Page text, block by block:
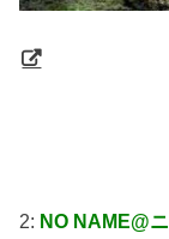
2: NO NAME@